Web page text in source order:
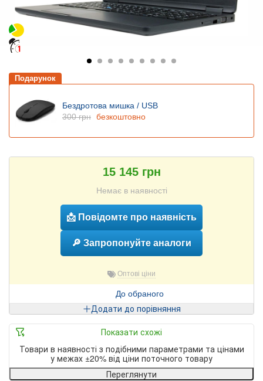
Подарунок
Бездротова мишка / USB
300 грн безкоштовно
15 145 грн
Немає в наявності
📩 Повідомте про наявність
🔎 Запропонуйте аналоги
Оптові ціни
До обраного
Додати до порівняння
Показати схожі
Товари в наявності з подібними параметрами та цінами
у межах ±20% від ціни поточного товару
Переглянути